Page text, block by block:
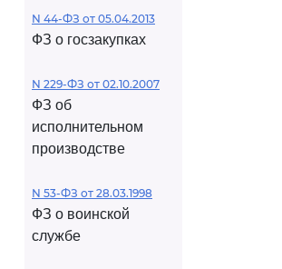
N 44-ФЗ от 05.04.2013
ФЗ о госзакупках
N 229-ФЗ от 02.10.2007
ФЗ об
исполнительном
производстве
N 53-ФЗ от 28.03.1998
ФЗ о воинской
службе